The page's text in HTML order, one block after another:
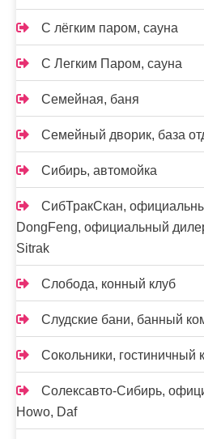
С лёгким паром, сауна
С Легким Паром, сауна
Семейная, баня
Семейный дворик, база
Сибирь, автомойка
СибТракСкан,
DongFeng, официальный
Sitrak
Слобода, конный клуб
Слудские бани, банный
Сокольники, гостиничный
Солексавто-Сибирь,
Howo, Daf